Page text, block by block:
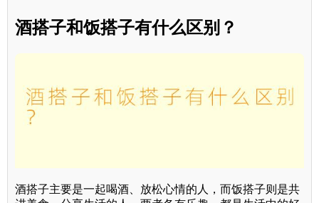
酒搭子和饭搭子有什么区别？
酒搭子主要是一起喝酒、放松心情的人，而饭搭子则是共